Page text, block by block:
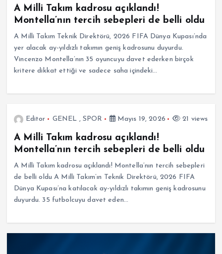
A Milli Takım kadrosu açıklandı!
Montella’nın tercih sebepleri de belli oldu
A Milli Takım Teknik Direktörü, 2026 FIFA Dünya Kupası’nda
yer alacak ay-yıldızlı takımın geniş kadrosunu duyurdu.
Vincenzo Montella’nın 35 oyuncuyu davet ederken birçok
kritere dikkat ettiği ve sadece saha içindeki…
Editor GENEL , SPOR Mayıs 19, 2026 21 views
A Milli Takım kadrosu açıklandı!
Montella’nın tercih sebepleri de belli oldu
A Milli Takım kadrosu açıklandı! Montella’nın tercih sebepleri
de belli oldu A Milli Takım’ın Teknik Direktörü, 2026 FIFA
Dünya Kupası’na katılacak ay-yıldızlı takımın geniş kadrosunu
duyurdu. 35 futbolcuyu davet eden…